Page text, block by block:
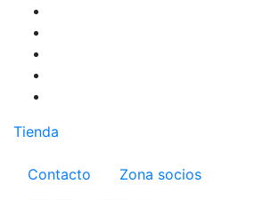
Pasar
contenido
principal
Tienda
Menú del compte
Contacto
Zona socios